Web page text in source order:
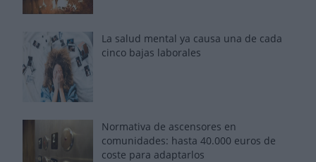
La salud mental ya causa una de cada
cinco bajas laborales
Normativa de ascensores en
comunidades: hasta 40.000 euros de
coste para adaptarlos